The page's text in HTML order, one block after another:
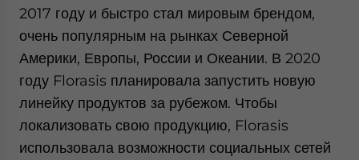
2017 году и быстро стал мировым брендом,
очень популярным на рынках Северной
Америки, Европы, России и Океании. В 2020
году Florasis планировала запустить новую
линейку продуктов за рубежом. Чтобы
локализовать свою продукцию, Florasis
использовала возможности социальных сетей